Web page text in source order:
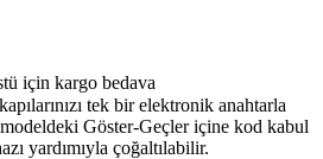
için kargo bedava
tek bir elektronik anahtarla
Göster-Geçler içine kod kabul
yardımıyla çoğaltılabilir.